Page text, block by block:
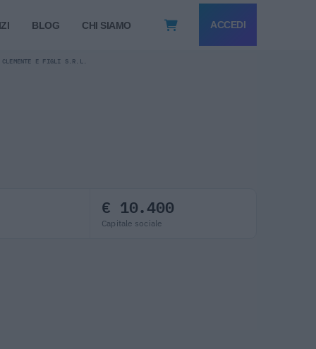
BLOG CHI SIAMO ACCEDI
CLEMENTE E FIGLI S.R.L.
€ 10.400
Capitale sociale